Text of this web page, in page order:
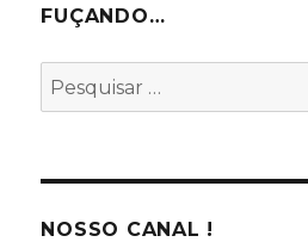
FUÇANDO…
Pesquisar
por:
NOSSO CANAL !